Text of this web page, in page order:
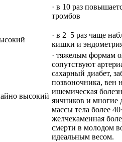
· в 10 раз
тромбов
· в 2–5 раз чаще
кишки и
высокий
· тяжелым формам
сопутствуют
сахарный диабет,
позвоночника, вен
ишемическая
яичников и многие
массы тела более
желчекаменная
смерти в молодом
идеальным весом.